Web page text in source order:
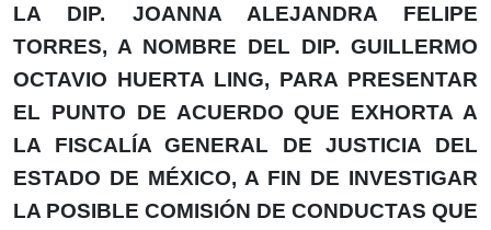
LA DIP. JOANNA ALEJANDRA FELIPE
TORRES, A NOMBRE DEL DIP. GUILLERMO
OCTAVIO HUERTA LING, PARA PRESENTAR
EL PUNTO DE ACUERDO QUE EXHORTA A
LA FISCALÍA GENERAL DE JUSTICIA DEL
ESTADO DE MÉXICO, A FIN DE INVESTIGAR
LA POSIBLE COMISIÓN DE CONDUCTAS QUE